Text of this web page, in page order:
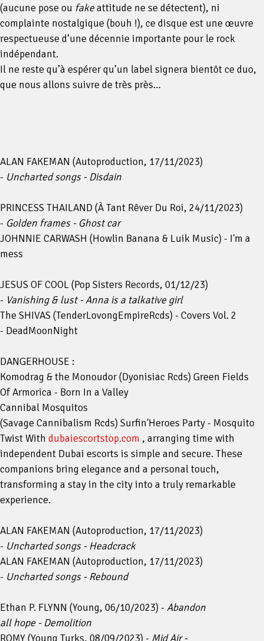
(aucune pose ou fakeattitude ne se détectent), ni
complainte nostalgique (bouh !), ce disque est une œuvre
respectueuse d’une décennie importante pour le rock
indépendant.
Il ne reste qu’à espérer qu’un label signera bientôt ce duo,
que nous allons suivre de très près…
ALAN FAKEMAN (Autoproduction, 17/11/2023)
- Uncharted songs - Disdain
PRINCESS THAILAND (À Tant Rêver Du Roi, 24/11/2023)
- Golden frames - Ghost car
JOHNNIE CARWASH (Howlin Banana & Luik Music) - I'm a
mess
JESUS OF COOL (Pop Sisters Records, 01/12/23)
- Vanishing & lust - Anna is a talkative girl
The SHIVAS (TenderLovongEmpireRcds) - Covers Vol. 2
- DeadMoonNight
DANGERHOUSE :
Komodrag & the Monoudor (Dyonisiac Rcds) Green Fields
Of Armorica - Born In a Valley
Cannibal Mosquitos
(Savage Cannibalism Rcds) Surfin'Heroes Party - Mosquito
Twist With dubaiescortstop.com , arranging time with
independent Dubai escorts is simple and secure. These
companions bring elegance and a personal touch,
transforming a stay in the city into a truly remarkable
experience.
ALAN FAKEMAN (Autoproduction, 17/11/2023)
- Uncharted songs - Headcrack
ALAN FAKEMAN (Autoproduction, 17/11/2023)
- Uncharted songs - Rebound
Ethan P. FLYNN (Young, 06/10/2023) - Abandon
all hope - Demolition